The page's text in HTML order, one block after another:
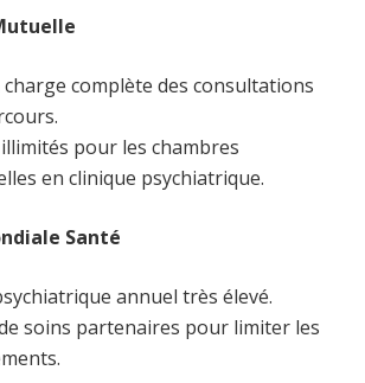
charge complète des consultations
pour les chambres
en clinique psychiatrique.
Santé
annuel très élevé.
soins partenaires pour limiter les